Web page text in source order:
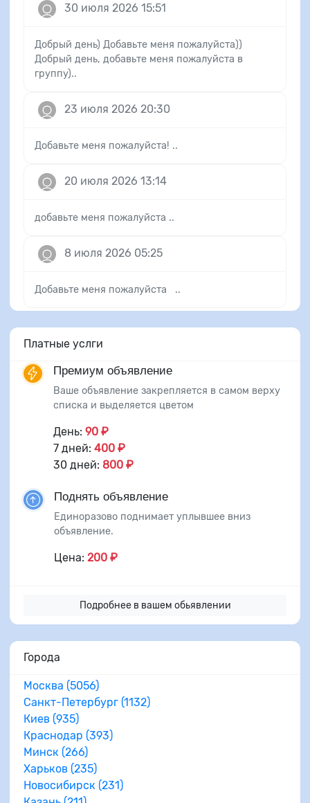
30 июля 2026 15:51
Добрый день) Добавьте меня пожалуйста))
Добрый день, добавьте меня пожалуйста в
группу)..
23 июля 2026 20:30
Добавьте меня пожалуйста! ..
20 июля 2026 13:14
добавьте меня пожалуйста ..
8 июля 2026 05:25
Добавьте меня пожалуйста ..
Платные услги
Премиум объявление
Ваше объявление закрепляется в самом верху
списка и выделяется цветом
День: 90 ₽
7 дней: 400 ₽
30 дней: 800 ₽
Поднять объявление
Единоразово поднимает уплывшее вниз
объявление.
Цена: 200 ₽
Подробнее в вашем обьявлении
Города
Москва (5056)
Санкт-Петербург (1132)
Киев (935)
Краснодар (393)
Минск (266)
Харьков (235)
Новосибирск (231)